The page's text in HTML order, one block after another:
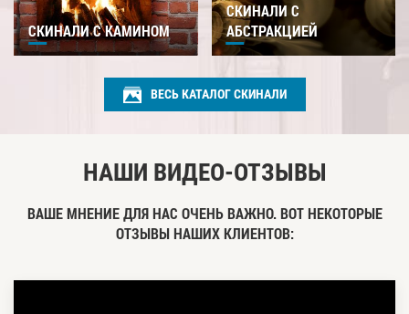
СКИНАЛИ С КАМИНОМ
СКИНАЛИ С
АБСТРАКЦИЕЙ
ВЕСЬ КАТАЛОГ СКИНАЛИ
НАШИ ВИДЕО-ОТЗЫВЫ
ВАШЕ МНЕНИЕ ДЛЯ НАС ОЧЕНЬ ВАЖНО. ВОТ НЕКОТОРЫЕ
ОТЗЫВЫ НАШИХ КЛИЕНТОВ: